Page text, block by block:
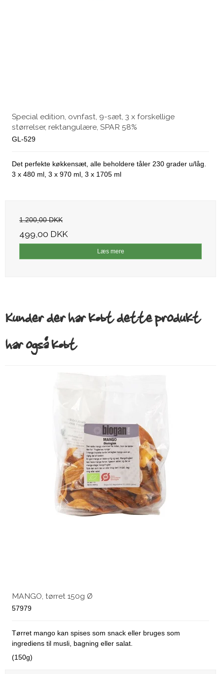
Special edition, ovnfast, 9-sæt, 3 x forskellige
størrelser, rektangulære, SPAR 58%
GL-529
Det perfekte køkkensæt, alle beholdere tåler 230 grader u/låg.
3 x 480 ml, 3 x 970 ml, 3 x 1705 ml
1.200,00 DKK
499,00 DKK
Læs mere
Kunder der har købt dette produkt
har også købt
MANGO, tørret 150g Ø
57979
Tørret mango kan spises som snack eller bruges som
ingrediens til musli, bagning eller salat.
(150g)